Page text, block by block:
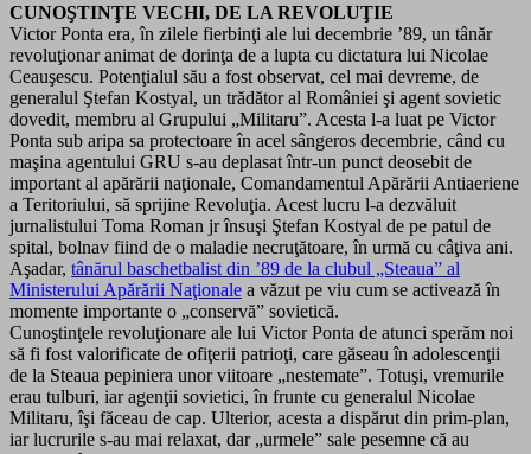
CUNOŞTINŢE VECHI, DE LA REVOLUŢIE
Victor Ponta era, în zilele fierbinţi ale lui decembrie ’89, un tânăr
revoluţionar animat de dorinţa de a lupta cu dictatura lui Nicolae
Ceauşescu. Potenţialul său a fost observat, cel mai devreme, de
generalul Ştefan Kostyal, un trădător al României şi agent sovietic
dovedit, membru al Grupului „Militaru”. Acesta l-a luat pe Victor
Ponta sub aripa sa protectoare în acel sângeros decembrie, când cu
maşina agentului GRU s-au deplasat într-un punct deosebit de
important al apărării naţionale, Comandamentul Apărării Antiaeriene
a Teritoriului, să sprijine Revoluţia. Acest lucru l-a dezvăluit
jurnalistului Toma Roman jr însuşi Ştefan Kostyal de pe patul de
spital, bolnav fiind de o maladie necruţătoare, în urmă cu câţiva ani.
Aşadar, tânărul baschetbalist din ’89 de la clubul „Steaua” al
Ministerului Apărării Naţionale a văzut pe viu cum se activează în
momente importante o „conservă” sovietică.
Cunoştinţele revoluţionare ale lui Victor Ponta de atunci sperăm noi
să fi fost valorificate de ofiţerii patrioţi, care găseau în adolescenţii
de la Steaua pepiniera unor viitoare „nestemate”. Totuşi, vremurile
erau tulburi, iar agenţii sovietici, în frunte cu generalul Nicolae
Militaru, îşi făceau de cap. Ulterior, acesta a dispărut din prim-plan,
iar lucrurile s-au mai relaxat, dar „urmele” sale pesemne că au